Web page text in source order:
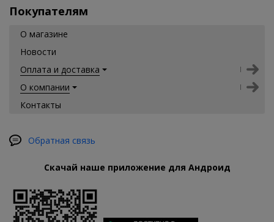
Покупателям
О магазине
Новости
Оплата и доставка
О компании
Контакты
Обратная связь
Скачай наше приложение для Андроид